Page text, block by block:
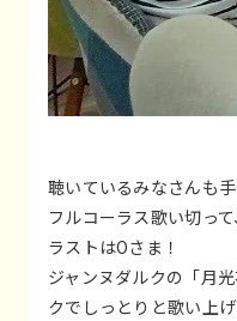
聴いているみなさんも手
フルコーラス歌い切っ
ラストはOさま！
ジャンヌダルクの「月
クでしっとりと歌い上げ